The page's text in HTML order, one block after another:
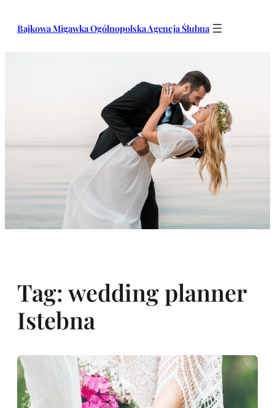
Bajkowa Migawka Ogólnopolska Agencja Ślubna
Tag: wedding planner
Istebna